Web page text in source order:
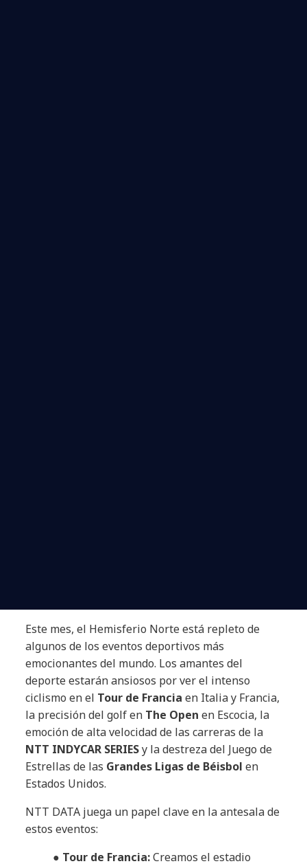
Este mes, el Hemisferio Norte está repleto de
algunos de los eventos deportivos más
emocionantes del mundo. Los amantes del
deporte estarán ansiosos por ver el intenso
ciclismo en el Tour de Franciaen Italia y Francia,
la precisión del golf en The Open en Escocia, la
emoción de alta velocidad de las carreras de la
NTT INDYCAR SERIESy la destreza del Juego de
Estrellas de las Grandes Ligas de Béisbol en
Estados Unidos.
NTT DATA juega un papel clave en la antesala de
estos eventos:
● Tour de Francia:Creamos el estadio